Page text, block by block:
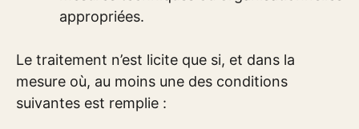
appropriées.
Le traitement n’est licite que si, et dans la
mesure où, au moins une des conditions
suivantes est remplie :